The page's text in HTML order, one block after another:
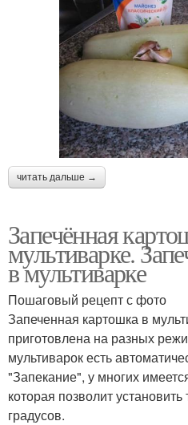
читать дальше →
Запечённая
мультиварке.
в мультиварке
Пошаговый рецепт с фото
Запеченная картошка в
приготовлена на разных
мультиварок есть
"Запекание", у многих
которая позволит
градусов.